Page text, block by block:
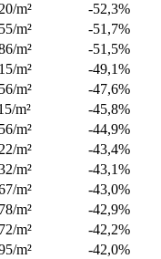
m²
-52,3%
m²
-51,7%
m²
-51,5%
m²
-49,1%
m²
-47,6%
m²
-45,8%
m²
-44,9%
m²
-43,4%
m²
-43,1%
m²
-43,0%
m²
-42,9%
m²
-42,2%
m²
-42,0%